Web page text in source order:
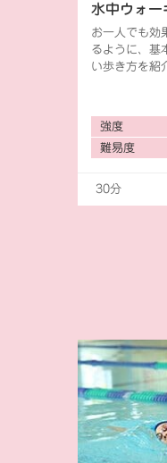
水中ウォー
お一人でも効
るように、基
い歩き方を紹
強度
難易度
30分